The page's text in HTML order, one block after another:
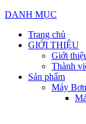
DANH MỤC
Trang chủ
GIỚI THIỆU
Giới
Thành
Sản phẩm
Máy